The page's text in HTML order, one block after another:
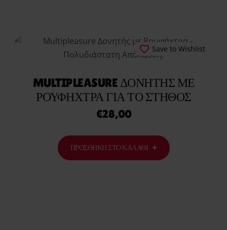
Save to Wishlist
MULTIPLEASURE ΔΟΝΗΤΉΣ ΜΕ
ΡΟΥΦΉΧΤΡΑ ΓΙΑ ΤΟ ΣΤΉΘΟΣ
€28,00
ΠΡΟΣΘΉΚΗ ΣΤΟ ΚΑΛΆΘΙ